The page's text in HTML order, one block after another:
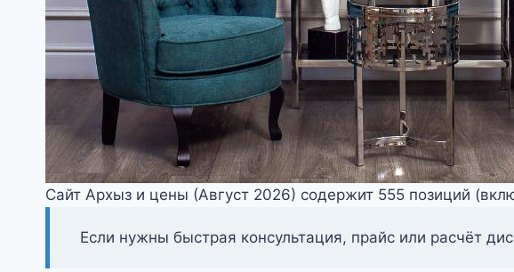
Сайт Архыз и цены (Август 2026) содержит 555 позиций
Если нужны быстрая консультация, прайс или расчёт